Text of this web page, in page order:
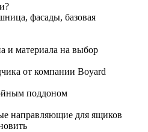
фасады, базовая
и материала на выбор
от компании Boyard
поддоном
направляющие для ящиков